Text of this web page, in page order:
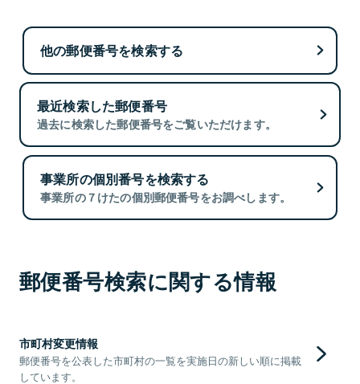
他の郵便番号を検索する
最近検索した郵便番号
過去に検索した郵便番号をご覧いただけます。
事業所の個別番号を検索する
事業所の７けたの個別郵便番号をお調べします。
郵便番号検索に関する情報
市町村変更情報
郵便番号を公表した市町村の一覧を実施日の新しい順に掲載
しています。